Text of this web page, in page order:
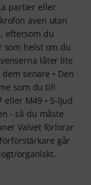
partier eller
även utan
eftersom du
som helst om du
låter lite
senare • Den
som du till
M49 • S-ljud
- så du måste
Valvet förlorar
går
organiskt.